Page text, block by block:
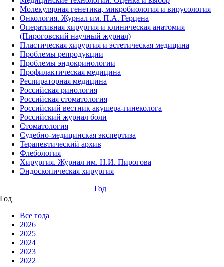
Молекулярная генетика, микробиология и вирусология
Онкология. Журнал им. П.А. Герцена
Оперативная хирургия и клиническая анатомия
(Пироговский научный журнал)
Пластическая хирургия и эстетическая медицина
Проблемы репродукции
Проблемы эндокринологии
Профилактическая медицина
Респираторная медицина
Российская ринология
Российская стоматология
Российский вестник акушера-гинеколога
Российский журнал боли
Стоматология
Судебно-медицинская экспертиза
Терапевтический архив
Флебология
Хирургия. Журнал им. Н.И. Пирогова
Эндоскопическая хирургия
Год
Год
Все года
2026
2025
2024
2023
2022